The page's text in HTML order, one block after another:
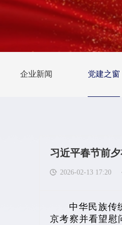
企业新闻 党建之窗
习近平春节前
2026-02-13 17:20
中华民族传统
京考察并看望慰